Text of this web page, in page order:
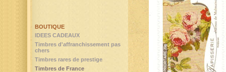
BOUTIQUE
IDEES CADEAUX
Timbres d'affranchissement pas
chers
Timbres rares de prestige
Timbres de France